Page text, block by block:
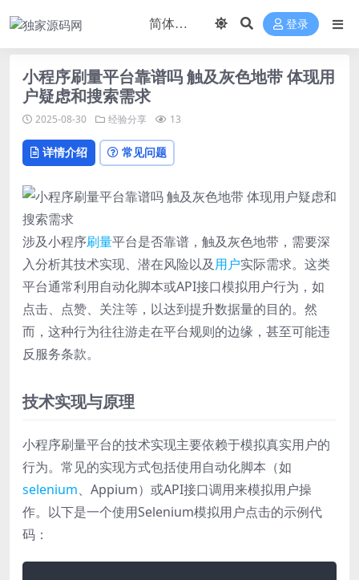
登录
小程序刷量平台靠谱吗 触及灰色地带 体现用
户疑虑和搜索需求
2025-08-30 经验分享 13
详情介绍 常见问题
涉及小程序刷量平台是否靠谱，触及灰色地带，需要深
入分析其技术实现、潜在风险以及用户实际需求。这类
平台通常利用自动化脚本或API接口模拟用户行为，如
点击、点赞、关注等，以达到提升数据量的目的。然
而，这种行为往往游走在平台规则的边缘，甚至可能违
反服务条款。
技术实现与原理
小程序刷量平台的技术实现主要依赖于模拟真实用户的
行为。常见的实现方式包括使用自动化脚本（如
selenium、Appium）或API接口调用来模拟用户操
作。以下是一个使用Selenium模拟用户点击的示例代
码：